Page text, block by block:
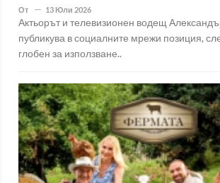
От 13 Юли 2026
Актьорът и телевизионен водещ
публикува в социалните мрежи позиция,
глобен за използване..